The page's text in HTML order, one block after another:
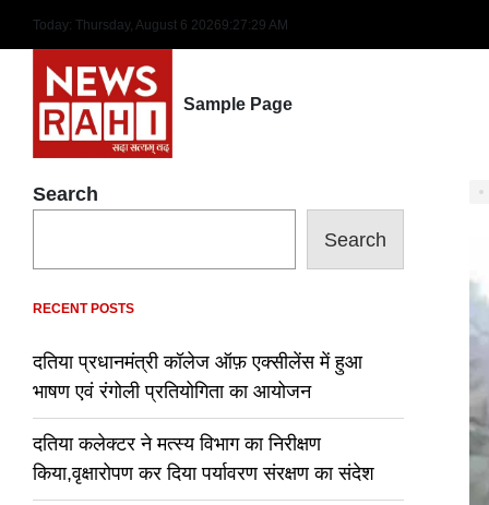
content
Today: Thursday, August 6 20269:27:30 AM
Sample Page
Search
Search
RECENT POSTS
दतिया प्रधानमंत्री कॉलेज ऑफ़ एक्सीलेंस में हुआ
भाषण एवं रंगोली प्रतियोगिता का आयोजन
दतिया कलेक्टर ने मत्स्य विभाग का निरीक्षण
किया,वृक्षारोपण कर दिया पर्यावरण संरक्षण का संदेश